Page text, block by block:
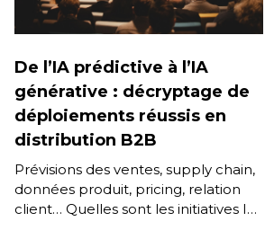
De l’IA prédictive à l’IA
générative : décryptage de
déploiements réussis en
distribution B2B
Prévisions des ventes, supply chain,
données produit, pricing, relation
client… Quelles sont les initiatives IA